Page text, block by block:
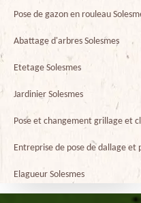
Pose de gazon en rouleau
Abattage d'arbres Solesmes
Etetage Solesmes
Jardinier Solesmes
Pose et changement grillage et
Entreprise de pose de dallage et
Elagueur Solesmes